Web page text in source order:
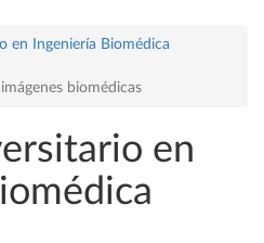
en Ingeniería Biomédica
biomédicas
en